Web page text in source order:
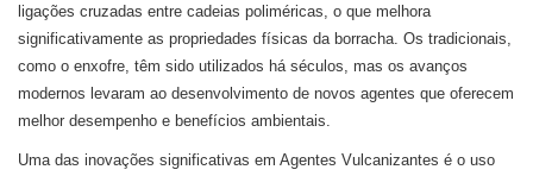
ligações cruzadas entre cadeias poliméricas, o que melhora
significativamente as propriedades físicas da borracha. Os tradicionais,
como o enxofre, têm sido utilizados há séculos, mas os avanços
modernos levaram ao desenvolvimento de novos agentes que oferecem
melhor desempenho e benefícios ambientais.
Uma das inovações significativas em Agentes Vulcanizantes é o uso